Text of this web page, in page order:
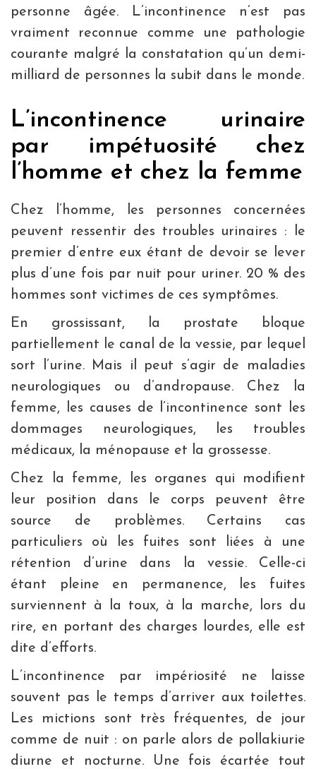
personne âgée. L’incontinence n’est pas
vraiment reconnue comme une pathologie
courante malgré la constatation qu’un demi-
milliard de personnes la subit dans le monde.
L’incontinence urinaire
par impétuosité chez
l’homme et chez la femme
Chez l’homme, les personnes concernées
peuvent ressentir des troubles urinaires : le
premier d’entre eux étant de devoir se lever
plus d’une fois par nuit pour uriner. 20 % des
hommes sont victimes de ces symptômes.
En grossissant, la prostate bloque
partiellement le canal de la vessie, par lequel
sort l’urine. Mais il peut s’agir de maladies
neurologiques ou d’andropause. Chez la
femme, les causes de l’incontinence sont les
dommages neurologiques, les troubles
médicaux, la ménopause et la grossesse.
Chez la femme, les organes qui modifient
leur position dans le corps peuvent être
source de problèmes. Certains cas
particuliers où les fuites sont liées à une
rétention d’urine dans la vessie. Celle-ci
étant pleine en permanence, les fuites
surviennent à la toux, à la marche, lors du
rire, en portant des charges lourdes, elle est
dite d’efforts.
L’incontinence par impériosité ne laisse
souvent pas le temps d’arriver aux toilettes.
Les mictions sont très fréquentes, de jour
comme de nuit : on parle alors de pollakiurie
diurne et nocturne. Une fois écartée tout